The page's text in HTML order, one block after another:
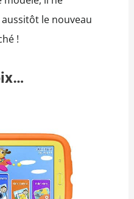
le nouveau
!